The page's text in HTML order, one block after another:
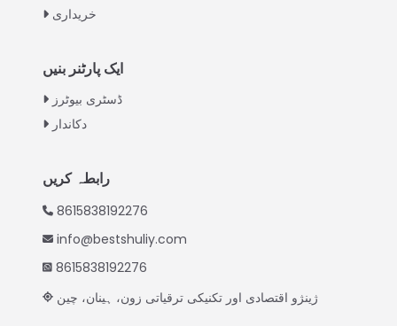
خریداری
ایک پارٹنر بنیں
ڈسٹری بیوٹرز
دکاندار
رابطہ کریں
8615838192276
info@bestshuliy.com
8615838192276
ژینژو اقتصادی اور تکنیکی ترقیاتی زون، ہینان، چین
Japanese
Vietnamese
Indonesian